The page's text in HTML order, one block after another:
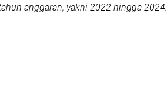
anggaran, yakni 2022 hingga 2024.